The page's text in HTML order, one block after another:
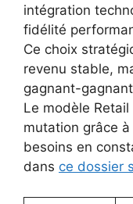
intégration
fidélité
Ce choix
revenu stable,
gagnant-
Le modèle
mutation grâce
besoins en
dans ce dossier